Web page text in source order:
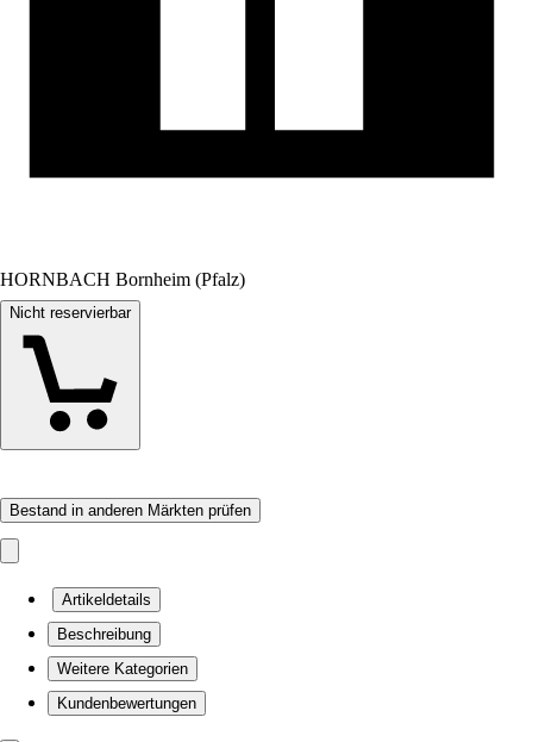
HORNBACH Bornheim (Pfalz)
Nicht reservierbar
Bestand in anderen Märkten prüfen
Artikeldetails
Beschreibung
Weitere Kategorien
Kundenbewertungen